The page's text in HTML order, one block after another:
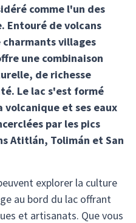
comme l'un des
Entouré de volcans
villages
une combinaison
de richesse
Le lac s'est formé
volcanique et ses eaux
par les pics
Atitlán, Tolimán et San
explorer la culture
au bord du lac offrant
et artisanats. Que vous